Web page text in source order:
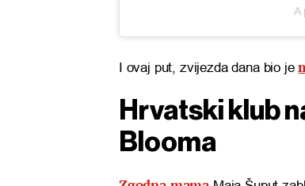
A
I ovaj put, zvijezda dana bio je
Hrvatski klub
Blooma